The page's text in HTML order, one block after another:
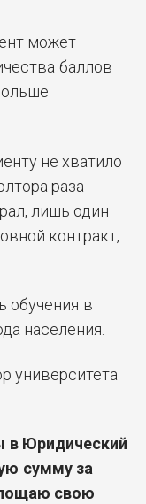
может
баллов
не хватило
раза
лишь один
контракт,
обучения в
населения.
университета
в Юридический
сумму за
свою